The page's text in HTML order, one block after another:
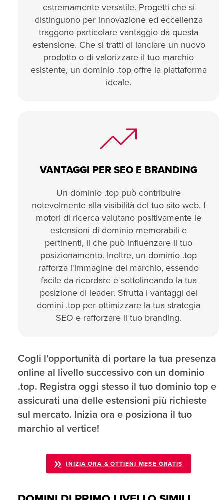
estremamente versatile. Progetti che si
distinguono per innovazione ed eccellenza
traggono particolare vantaggio da questa
estensione. Che si tratti di lanciare un nuovo
prodotto o di valorizzare il tuo marchio
esistente, un dominio .top offre la piattaforma
ideale.
VANTAGGI PER SEO E BRANDING
Un dominio .top può contribuire
notevolmente alla visibilità del tuo sito web. I
motori di ricerca valutano positivamente le
estensioni di dominio memorabili e
pertinenti, il che può influenzare il tuo
posizionamento. Inoltre, un dominio .top
rafforza l'immagine del marchio, essendo
facile da ricordare e sottolineando la tua
posizione di leader. Sfrutta i vantaggi dei
domini .top per ottimizzare la tua strategia
SEO e rafforzare il tuo branding.
Cogli l'opportunità di portare la tua presenza
online al livello successivo con un dominio
.top. Registra oggi stesso il tuo dominio top e
assicurati una delle estensioni più richieste
sul mercato. Inizia ora e posiziona il tuo
marchio al vertice!
INIZIA ORA & OTTIENI MESE GRATIS